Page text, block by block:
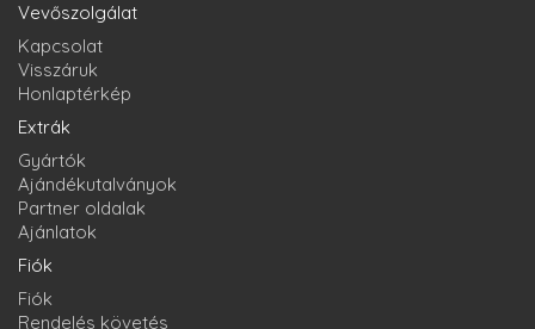
Vevőszolgálat
Kapcsolat
Visszáruk
Honlaptérkép
Extrák
Gyártók
Ajándékutalványok
Partner oldalak
Ajánlatok
Fiók
Fiók
Rendelés követés